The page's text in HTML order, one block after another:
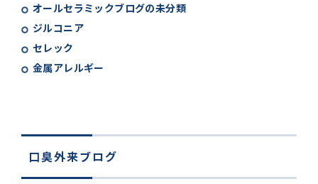
オールセラミックブログの未分類
ジルコニア
セレック
金属アレルギー
口臭外来ブログ